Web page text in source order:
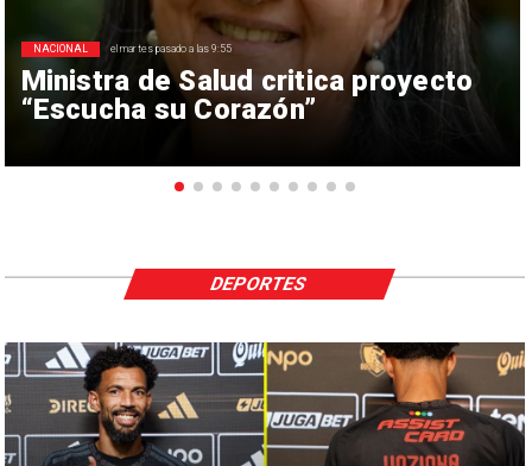
Ministra de Salud critica proyecto
“Escucha su Corazón”
NACIONAL el martes pasado a las 9:55
DEPORTES